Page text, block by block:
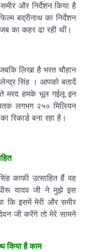
और निर्देशन किया है
बद्रीनाथ का निर्देशन
का कहर ढा रही थीं।
लिखा है भरत चौहान
सिंह । आपको बतादें
मरद हमके भूल गईलू इन
लगभग २५० मिलियन
रिकार्ड बना रहा है।
काफी उत्साहित हैं वह
यादव जी ने मुझे इस
कि इसमें मेरी और समीर
जी करेंगे तो मेरे सामने
किया है काम